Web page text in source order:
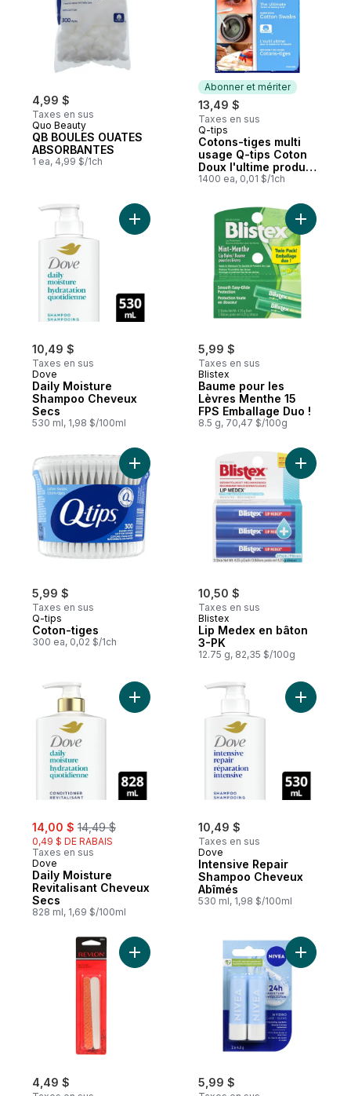
4,99 $
Taxes en sus
Quo Beauty
QB BOULES OUATES
ABSORBANTES
1 ea, 4,99 $/1ch
Abonner et mériter
13,49 $
Taxes en sus
Abonner et mériter
Q-tips
Cotons-tiges multi
usage Q-tips Coton
Doux l'ultime produit
de beauté maison
1400 ea, 0,01 $/1ch
10,49 $
Taxes en sus
Dove
Daily Moisture
Shampoo Cheveux
Secs
530 ml, 1,98 $/100ml
Ajouter Daily Moisture Shampoo
5,99 $
Taxes en sus
Blistex
Baume pour les
Lèvres Menthe 15
FPS Emballage Duo !
8.5 g, 70,47 $/100g
Ajouter
5,99 $
Taxes en sus
Q-tips
Coton-tiges
300 ea, 0,02 $/1ch
Ajouter Coton-tiges au panier
10,50 $
Taxes en sus
Blistex
Lip Medex en bâton
3-PK
12.75 g, 82,35 $/100g
Ajouter
sale:
14,00 $ , formerly:
14,49 $
0,49 $ DE RABAIS
Taxes en sus
Dove
Daily Moisture
Revitalisant Cheveux
Secs
828 ml, 1,69 $/100ml
Ajouter Daily Moisture Revitalisant
10,49 $
Taxes en sus
Dove
Intensive Repair
Shampoo Cheveux
Abîmés
530 ml, 1,98 $/100ml
Ajouter
4,49 $
Ajouter Limes d’émeri compactes au
5,99 $
Ajouter